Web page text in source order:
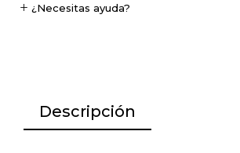
¿Necesitas ayuda?
Descripción